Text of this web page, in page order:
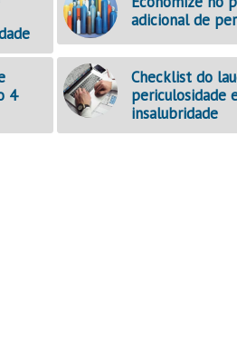
adicional de
4
Checklist do
periculosidade
insalubridade